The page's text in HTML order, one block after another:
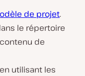
de projet.
le répertoire
de
utilisant les